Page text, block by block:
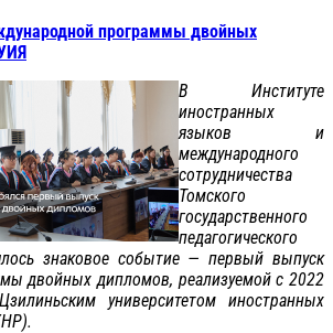
программы двойных
В Институте
иностранных
языков и
международного
сотрудничества
Томского
государственного
педагогического
знаковое событие — первый выпуск
двойных дипломов, реализуемой с 2022
университетом иностранных